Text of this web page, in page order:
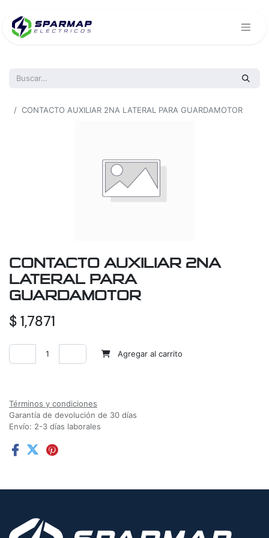
CONTACTO AUXILIAR 2NA LATERAL PARA GUARDAMOTOR
CONTACTO AUXILIAR 2NA
LATERAL PARA
GUARDAMOTOR
$ 1,7871
Agregar al carrito
Términos y condiciones
Garantía de devolución de 30 días
Envío: 2-3 días laborales